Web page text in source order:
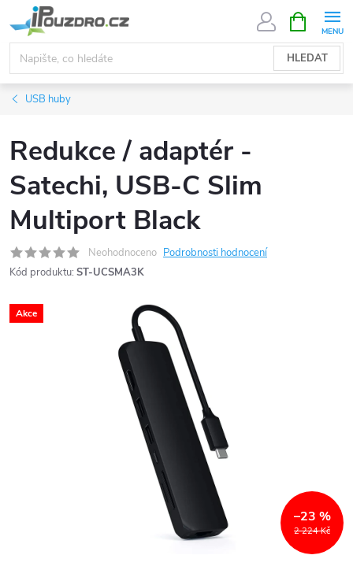
na
obsah
HLEDAT
NÁKUPNÍ
KOŠÍK
USB huby
Redukce / adaptér -
Satechi, USB-C Slim
Multiport Black
Neohodnoceno Podrobnosti hodnocení
Kód produktu: ST-UCSMA3K
Akce
2 224 Kč
–23 %